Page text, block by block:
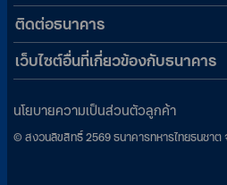
ติดต่อธนาคาร
เว็บไซต์อื่นที่เกี่ยวข้องกับธนาคาร
© สงวนลิขสิทธิ์2569ธนาคารทหารไทยธนชาต
นโยบายความเป็นส่วนตัวลูกค้า